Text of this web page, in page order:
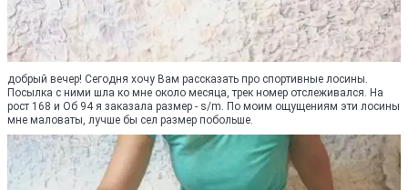
добрый вечер! Сегодня хочу Вам рассказать про спортивные лосины.
Посылка с ними шла ко мне около месяца, трек номер отслеживался. На
рост 168 и Об 94 я заказала размер - s/m. По моим ощущениям эти лосины
мне маловаты, лучше бы сел размер побольше.